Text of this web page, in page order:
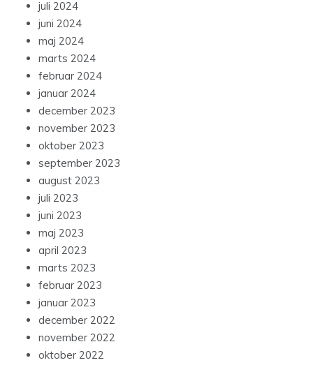
juli 2024
juni 2024
maj 2024
marts 2024
februar 2024
januar 2024
december 2023
november 2023
oktober 2023
september 2023
august 2023
juli 2023
juni 2023
maj 2023
april 2023
marts 2023
februar 2023
januar 2023
december 2022
november 2022
oktober 2022